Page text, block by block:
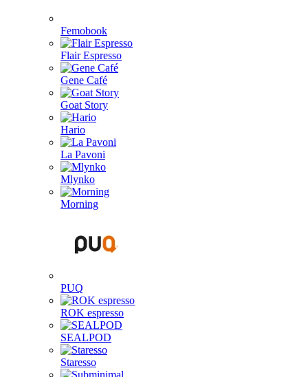
Femobook
Flair Espresso
Gene Café
Goat Story
Hario
La Pavoni
Mlynko
Morning
PUQ
ROK espresso
SEALPOD
Staresso